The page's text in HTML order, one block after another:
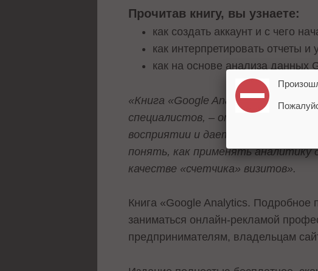
Прочитав книгу, вы узнаете:
как создать аккаунт и с чего
как интерпретировать отчеты
как на основе анализа данных
«Книга «Google Analytics.
специалистов, – отмечает
восприятии и дает наглядные
понять, как применять аналитику
качестве «счетчика» визитов».
Книга «Google Analytics. Подробное
заниматься онлайн-рекламой
предпринимателям, владельцам